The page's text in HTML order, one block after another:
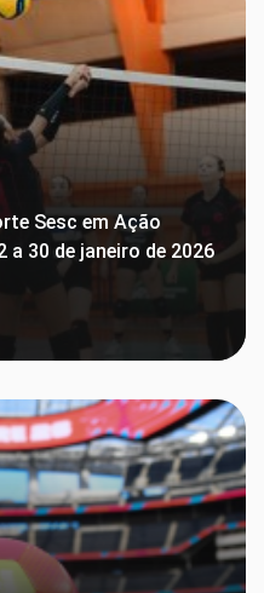
Sesc em Ação
30 de janeiro de 2026